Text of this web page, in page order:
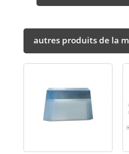
autres produits de la